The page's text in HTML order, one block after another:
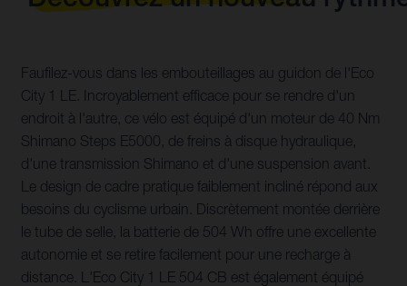
Faufilez-vous dans les embouteillages au guidon de l'Eco
City 1 LE. Incroyablement efficace pour se rendre d'un
endroit à l'autre, ce vélo est équipé d'un moteur de 40 Nm
Shimano Steps E5000, de freins à disque hydraulique,
d'une transmission Shimano et d'une suspension avant.
Le design de cadre pratique faiblement incliné répond aux
besoins du cyclisme urbain. Discrètement montée derrière
le tube de selle, la batterie de 504 Wh offre une excellente
autonomie et se retire facilement pour une recharge à
distance. L'Eco City 1 LE 504 CB est également équipé